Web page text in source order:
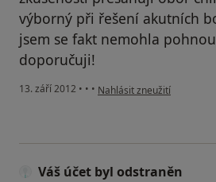
výborný při řešení akutních
jsem se fakt nemohla
doporučuji!
13. září 2012 • • • podle názoru uživatele
Nahlásit zneužití
Váš účet byl odstraněn